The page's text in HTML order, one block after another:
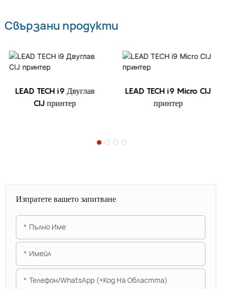
Свързани продукти
LEAD TECH i9 Двуглав
CIJ принтер
LEAD TECH i9 Micro CIJ
принтер
Изпратете вашето запитване
Пълно Име
Имейл
Телефон/WhatsApp (+Код На Областта)